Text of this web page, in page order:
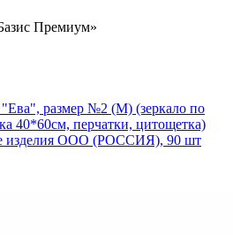
Премиум»
размер №2 (М) (зеркало по
40*60см, перчатки, цитощетка)
изделия OOO (РОССИЯ), 90 шт